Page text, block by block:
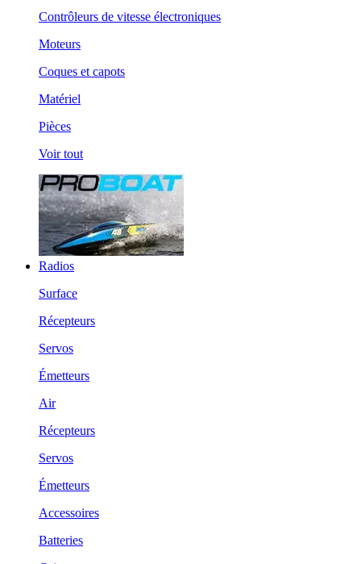
Contrôleurs de vitesse électroniques
Moteurs
Coques et capots
Matériel
Pièces
Voir tout
Radios
Surface
Récepteurs
Servos
Émetteurs
Air
Récepteurs
Servos
Émetteurs
Accessoires
Batteries